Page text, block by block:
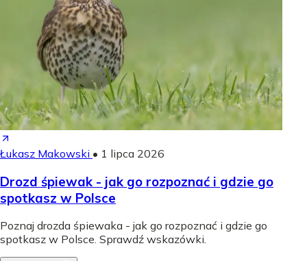
Łukasz Makowski • 1 lipca 2026
Drozd śpiewak - jak go rozpoznać i gdzie go
spotkasz w Polsce
Poznaj drozda śpiewaka - jak go rozpoznać i gdzie go
spotkasz w Polsce. Sprawdź wskazówki.